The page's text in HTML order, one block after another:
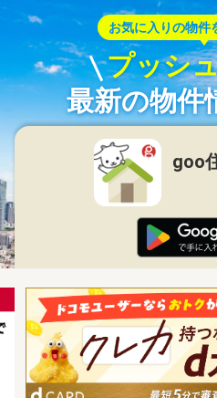
お気に入りの物件
プッシ
最新の物件
goo